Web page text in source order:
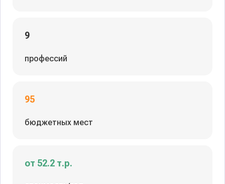
9
профессий
95
бюджетных мест
от 52.2 т.р.